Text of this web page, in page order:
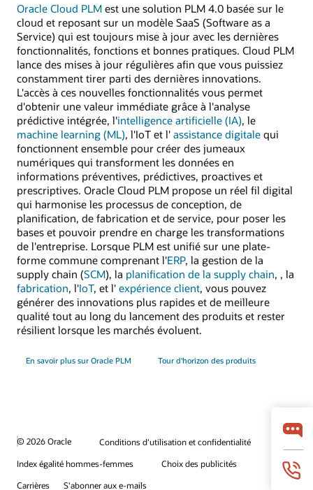
Oracle Cloud PLM est une solution PLM 4.0 basée sur le
cloud et reposant sur un modèle SaaS (Software as a
Service) qui est toujours mise à jour avec les dernières
fonctionnalités, fonctions et bonnes pratiques. Cloud PLM
lance des mises à jour régulières afin que vous puissiez
constamment tirer parti des dernières innovations.
L'accès à ces nouvelles fonctionnalités vous permet
d'obtenir une valeur immédiate grâce à l'analyse
prédictive intégrée, l'intelligence artificielle (IA), le
machine learning (ML), l'IoT et l' assistance digitale qui
fonctionnent ensemble pour créer des jumeaux
numériques qui transforment les données en
informations préventives, prédictives, proactives et
prescriptives. Oracle Cloud PLM propose un réel fil digital
qui harmonise les processus de conception, de
planification, de fabrication et de service, pour poser les
bases et pouvoir prendre en charge les transformations
de l'entreprise. Lorsque PLM est unifié sur une plate-
forme commune comprenant l'ERP, la gestion de la
supply chain (SCM), la planification de la supply chain, , la
fabrication, l'IoT, et l' expérience client, vous pouvez
générer des innovations plus rapides et de meilleure
qualité tout au long du lancement des produits et rester
résilient lorsque les marchés évoluent.
En savoir plus sur Oracle PLM Tour d'horizon des produits
© 2026 Oracle
Conditions d'utilisation et confidentialité
Index égalité hommes-femmes
Choix des publicités
Carrières
S'abonner aux e-mails